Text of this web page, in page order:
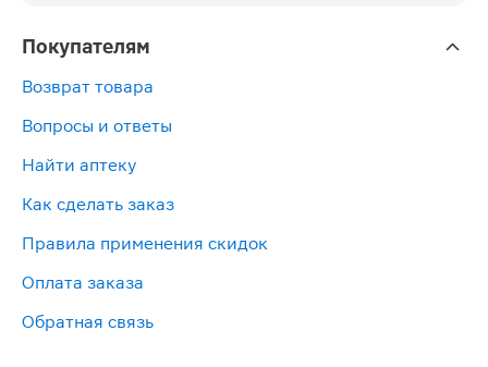
Покупателям
Возврат товара
Вопросы и ответы
Найти аптеку
Как сделать заказ
Правила применения скидок
Оплата заказа
Обратная связь